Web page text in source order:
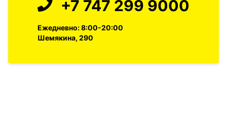
+7 747 299 9000
Ежедневно: 8:00-20:00
Шемякина, 290